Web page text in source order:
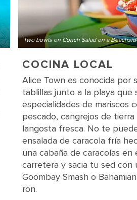
Two bowls on Conch Salad on a
COCINA LOCAL
Alice Town es conocida por
tablillas junto a la playa que
especialidades de mariscos
pescado, cangrejos de
langosta fresca. No te
ensalada de caracola fría
una cabaña de caracolas en
carretera y sacia tu sed con
Goombay Smash o
ron.